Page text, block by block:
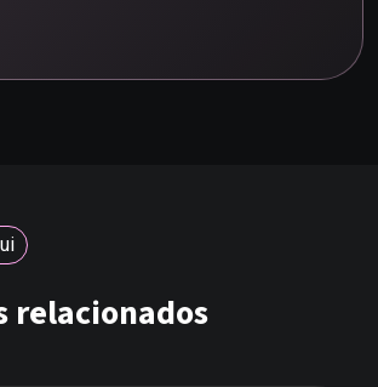
relacionados